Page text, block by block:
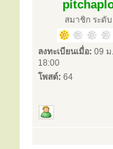
สมาชิก ระดับ
ลงทะเบียนเมื่อ: 09 ม
18:00
โพสต์: 64